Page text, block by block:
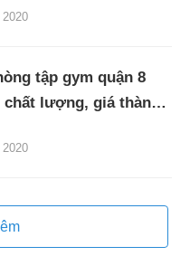
tập gym quận 8
chất lượng, giá thành